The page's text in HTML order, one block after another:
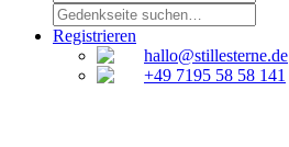
Registrieren
hallo@stillesterne.de
+49 7195 58 58 141